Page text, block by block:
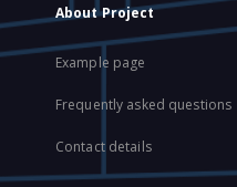
About Project
Example page
Frequently asked questions
Contact details